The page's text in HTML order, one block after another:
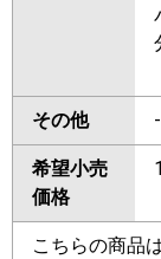
その他 -
希望小売
価格
こちらの商品